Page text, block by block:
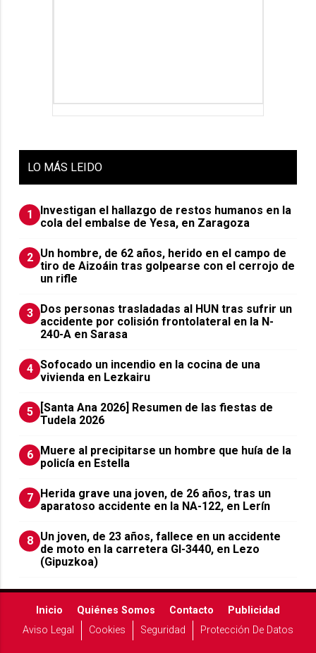
LO MÁS LEIDO
1
Investigan el hallazgo de restos humanos en la
cola del embalse de Yesa, en Zaragoza
2 Un hombre, de 62 años, herido en el campo de
tiro de Aizoáin tras golpearse con el cerrojo de
un rifle
3
​Dos personas trasladadas al HUN tras sufrir un
accidente por colisión frontolateral en la N-
240-A en Sarasa
4 Sofocado un incendio en la cocina de una
vivienda en Lezkairu
5
[Santa Ana 2026] Resumen de las fiestas de
Tudela 2026
6
Muere al precipitarse un hombre que huía de la
policía en Estella
7
Herida grave una joven, de 26 años, tras un
aparatoso accidente en la NA-122, en Lerín
8 Un joven, de 23 años, fallece en un accidente
de moto en la carretera GI-3440, en Lezo
(Gipuzkoa)
Inicio Quiénes Somos Contacto
Publicidad
Aviso Legal
Cookies Seguridad Protección De Datos